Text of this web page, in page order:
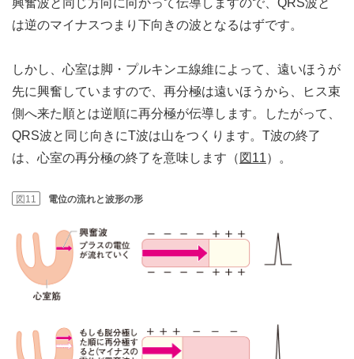
興奮波と同じ方向に向かって伝導しますので、QRS波と
は逆のマイナスつまり下向きの波となるはずです。
しかし、心室は脚・プルキンエ線維によって、遠いほうが
先に興奮していますので、再分極は遠いほうから、ヒス束
側へ来た順とは逆順に再分極が伝導します。したがって、
QRS波と同じ向きにT波は山をつくります。T波の終了
は、心室の再分極の終了を意味します（ 図11）。
図11 電位の流れと波形の形